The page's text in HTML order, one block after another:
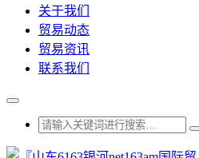
关于我们
贸易动态
贸易资讯
联系我们